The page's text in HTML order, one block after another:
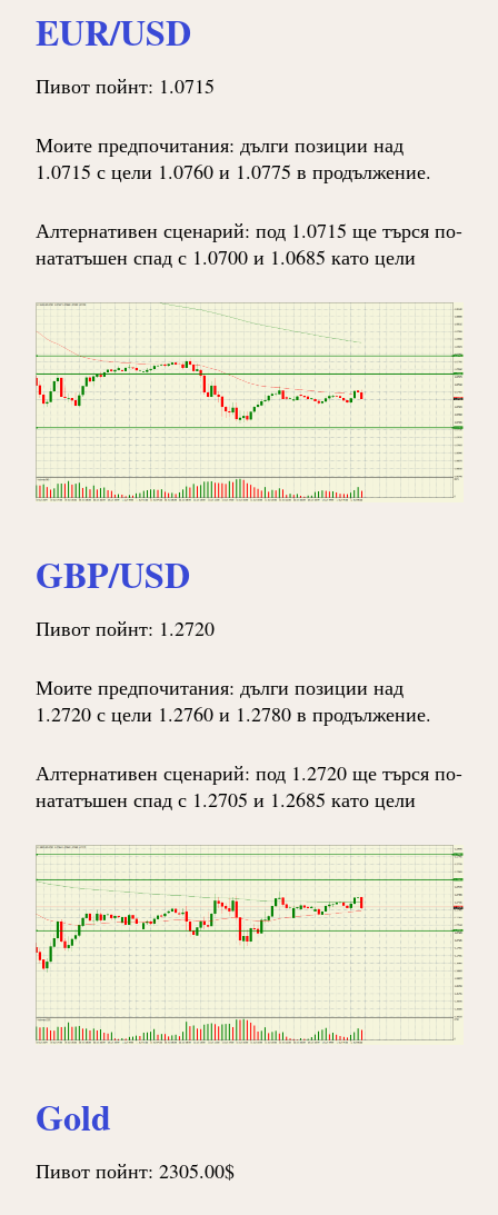
EUR/USD
Пивот пойнт: 1.0715
Моите предпочитания: дълги позиции над
1.0715 с цели 1.0760 и 1.0775 в продължение.
Алтернативен сценарий: под 1.0715 ще търся по-
нататъшен спад с 1.0700 и 1.0685 като цели
GBP/USD
Пивот пойнт: 1.2720
Моите предпочитания: дълги позиции над
1.2720 с цели 1.2760 и 1.2780 в продължение.
Алтернативен сценарий: под 1.2720 ще търся по-
нататъшен спад с 1.2705 и 1.2685 като цели
Gold
Пивот пойнт: 2305.00$